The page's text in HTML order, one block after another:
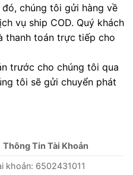
chúng tôi gửi hàng về
vụ ship COD. Quý khách
thanh toán trực tiếp cho
trước cho chúng tôi qua
tôi sẽ gửi chuyển phát
Thông Tin Tài Khoản
6502431011